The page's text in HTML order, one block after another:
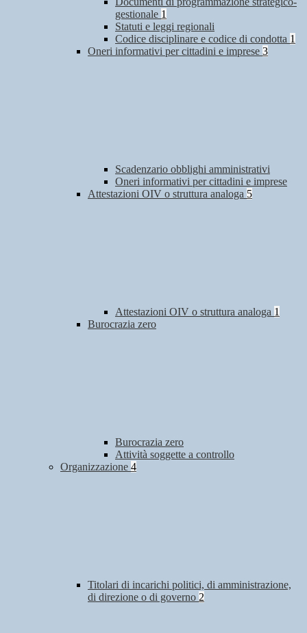
gestionale 1
Statuti e leggi regionali
Codice disciplinare e codice di condotta 1
Oneri informativi per cittadini e imprese 3
Scadenzario obblighi amministrativi
Oneri informativi per cittadini e imprese
Attestazioni OIV o struttura analoga 5
Attestazioni OIV o struttura analoga 1
Burocrazia zero
Burocrazia zero
Attività soggette a controllo
Organizzazione 4
Titolari di incarichi politici, di amministrazione,
di direzione o di governo 2